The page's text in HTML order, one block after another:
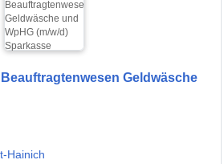
Geldwäsche
Hainich